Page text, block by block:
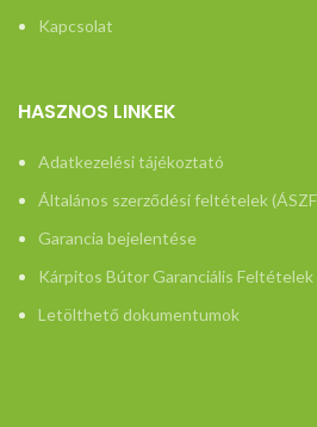
Kapcsolat
HASZNOS LINKEK
Adatkezelési tájékoztató
Általános szerződési feltételek
Garancia bejelentése
Kárpitos Bútor Garanciális Feltételek
Letölthető dokumentumok